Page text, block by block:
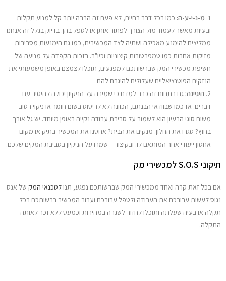
מ-נ-י-ע-ה: כמו בכל דבר בחיים, לא פעם זה הרבה יותר קל למנוע תקלות
ובעיות מאשר לעמוד מול הצורך לפתור אותן או לטפל בהן. בדיוק בגלל זה אנחנו
ממליצים להימנע מאכילה ושתיה לצד המכשירים, כמו גם הימנעות מסביבות
מזיקות אחרות כמו טמפרטורות קיצוניות וכיו"ב. בזכות הקפדה על מניעה של
חשיפת מכשירי המק שברשותכם למפגעים, תוכלו לצמצם באופן משמעותי את
הנזקים הפוטנציאליים שעלולים להיגרם להם
היגיינה:גם בתחום זה כבר למדנו כי שמירה על הניקיון יכולה להיטיב עם
דברים. אז כמו שבוודאי הבנתם, הכוונה לא לריסוס בשום חומר או ניקוי רטוב
משום סוג! הרעיון הוא לשמור על סביבת עבודה נקייה באופן מיוחד. יש גל אובך
בחוץ? סגרו את החלון. מנקים את הבית? אחסנו את המכשיר בתיק או מקום
אחסון ייעודי אחר המותאם לו. ובקיצור – שמרו על הניקיון בסביבת המקים שלכם.
תיקוני S.O.S למכשירי מק
אם בכל זאת קרה ואחד ממכשירי המק שברשותכם נפגע, תנולטכנאי המק של אגס
נגוס לעשות עבורכם את העבודה ולטפל עבורכם ועבור המכשיר ברשותכם בכל
תקלה או בעיה שעלתה ותוכלו לחזור לשגרה במהירות וכמעט ללא זכר לאותה
התקלה.